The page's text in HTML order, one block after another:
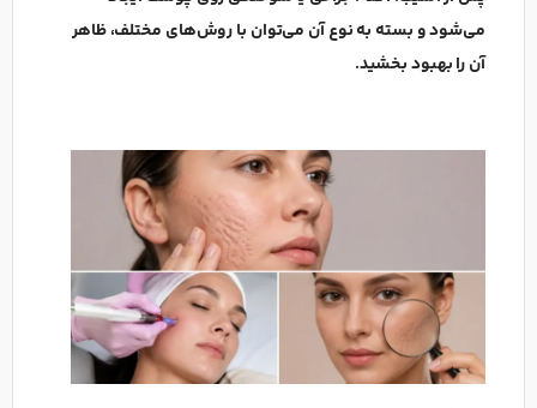
می‌شود و بسته به نوع آن می‌توان با روش‌های مختلف، ظاهر
آن را بهبود بخشید.